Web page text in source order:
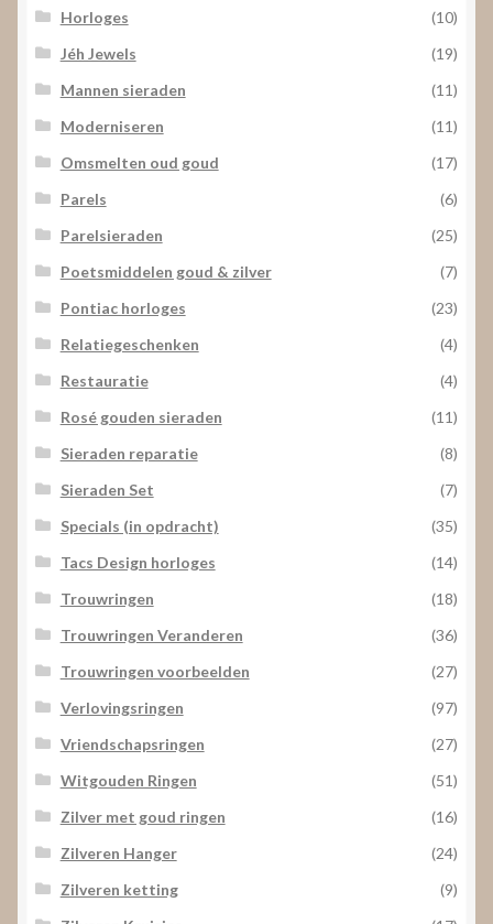
Horloges
(10)
Jéh Jewels
(19)
Mannen sieraden
(11)
Moderniseren
(11)
Omsmelten oud goud
(17)
Parels
(6)
Parelsieraden
(25)
Poetsmiddelen goud & zilver
(7)
Pontiac horloges
(23)
Relatiegeschenken
(4)
Restauratie
(4)
Rosé gouden sieraden
(11)
Sieraden reparatie
(8)
Sieraden Set
(7)
Specials (in opdracht)
(35)
Tacs Design horloges
(14)
Trouwringen
(18)
Trouwringen Veranderen
(36)
Trouwringen voorbeelden
(27)
Verlovingsringen
(97)
Vriendschapsringen
(27)
Witgouden Ringen
(51)
Zilver met goud ringen
(16)
Zilveren Hanger
(24)
Zilveren ketting
(9)